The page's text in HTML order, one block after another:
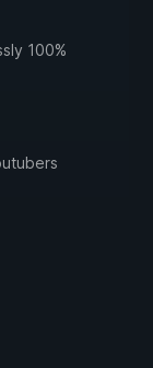
100%